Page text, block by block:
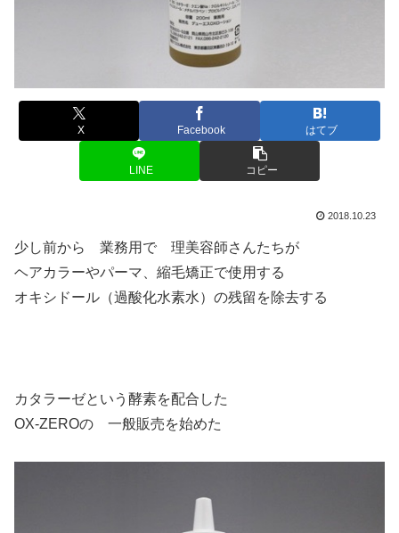
X Facebook はてブ
LINE コピー
2018.10.23
少し前から 業務用で 理美容師さんたちが
ヘアカラーやパーマ、縮毛矯正で使用する
オキシドール（過酸化水素水）の残留を除去する
カタラーゼという酵素を配合した
OX-ZEROの 一般販売を始めた